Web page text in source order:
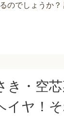
のでしょうか
き・空
イヤ！